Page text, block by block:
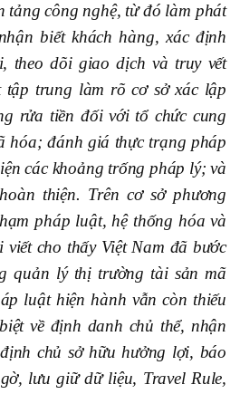
tảng công nghệ, từ đó làm phát
biết khách hàng, xác định
theo dõi giao dịch và truy vết
tập trung làm rõ cơ sở xác lập
rửa tiền đối với tổ chức cung
hóa; đánh giá thực trạng pháp
các khoảng trống pháp lý; và
thiện. Trên cơ sở phương
pháp luật, hệ thống hóa và
cho thấy Việt Nam đã bước
quản lý thị trường tài sản mã
luật hiện hành vẫn còn thiếu
về định danh chủ thể, nhận
chủ sở hữu hưởng lợi, báo
lưu giữ dữ liệu, Travel Rule,